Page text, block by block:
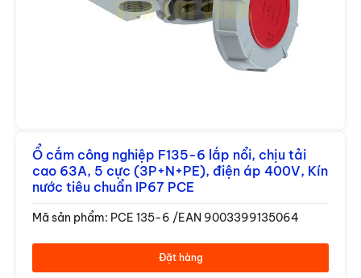
Ổ cắm công nghiệp F135-6 lắp nổi, chịu tải
cao 63A, 5 cực (3P+N+PE), điện áp 400V, Kín
nước tiêu chuẩn IP67 PCE
Mã sản phẩm: PCE 135-6 /EAN 9003399135064
Đặt hàng
Cảm biến Hanyoung